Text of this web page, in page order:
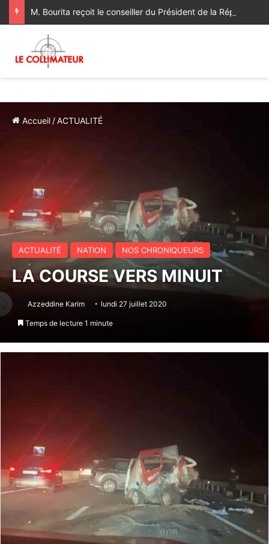
Accueil /ACTUALITÉ
ACTUALITÉ NATION NOS CHRONIQUEURS
LA COURSE VERS MINUIT
Azzeddine Karim lundi 27 juillet 2020
Temps de lecture 1 minute